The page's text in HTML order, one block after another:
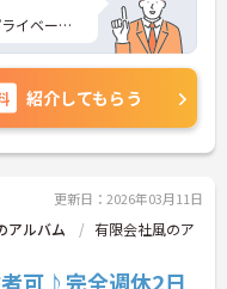
イベート
も安心して
お問い合わ
紹介してもらう
更新日：2026年03月11日
アルバム
有限会社風のア
者可♪完全週休2日